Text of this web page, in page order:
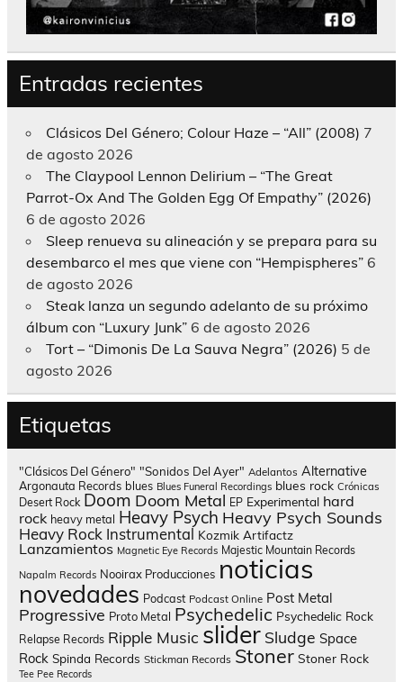
Entradas recientes
Clásicos Del Género; Colour Haze – “All” (2008) 7
de agosto 2026
The Claypool Lennon Delirium – “The Great
Parrot-Ox And The Golden Egg Of Empathy” (2026)
6 de agosto 2026
Sleep renueva su alineación y se prepara para su
desembarco el mes que viene con “Hempispheres” 6
de agosto 2026
Steak lanza un segundo adelanto de su próximo
álbum con “Luxury Junk” 6 de agosto 2026
Tort – “Dimonis De La Sauva Negra” (2026) 5 de
agosto 2026
Etiquetas
"Clásicos Del Género" "Sonidos Del Ayer" Adelantos Alternative
Argonauta Records blues Blues Funeral Recordings blues rock Crónicas
Desert Rock Doom Doom Metal EP Experimental hard
rock heavy metal Heavy Psych Heavy Psych Sounds
Heavy Rock Instrumental Kozmik Artifactz
Lanzamientos Magnetic Eye Records Majestic Mountain Records
Napalm Records Nooirax Producciones noticias
novedades Podcast Podcast Online Post Metal
Progressive Proto Metal Psychedelic Psychedelic Rock
Relapse Records Ripple Music slider Sludge Space
Rock Spinda Records Stickman Records Stoner Stoner Rock
Tee Pee Records